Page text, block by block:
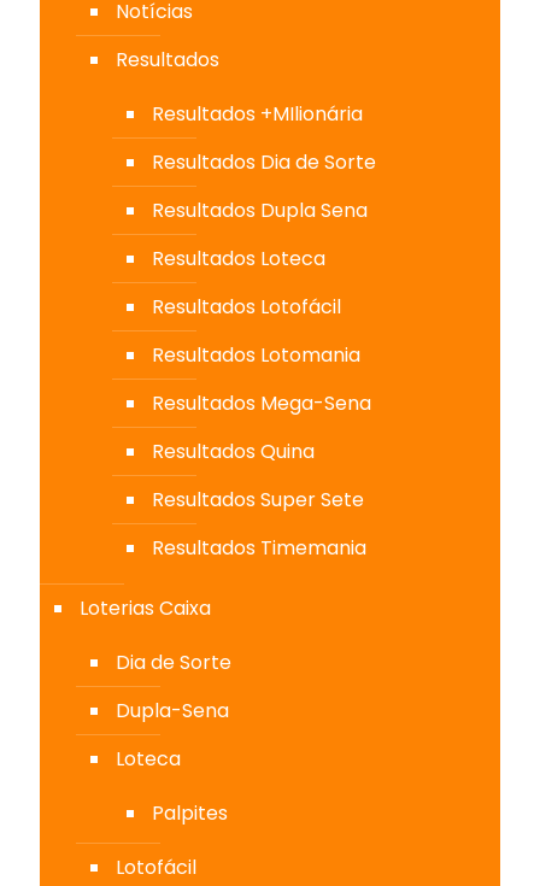
Notícias
Resultados
Resultados +MIlionária
Resultados Dia de Sorte
Resultados Dupla Sena
Resultados Loteca
Resultados Lotofácil
Resultados Lotomania
Resultados Mega-Sena
Resultados Quina
Resultados Super Sete
Resultados Timemania
Loterias Caixa
Dia de Sorte
Dupla-Sena
Loteca
Palpites
Lotofácil